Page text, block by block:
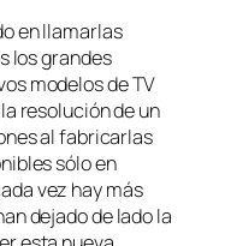
en llamarlas
los grandes
modelos de TV
resolución de un
al fabricarlas
sólo en
vez hay más
dejado de lado la